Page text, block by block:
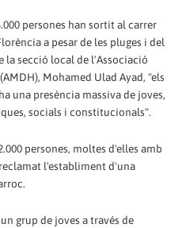
persones han sortit al carrer
a pesar de les pluges i del
la secció local de l'Associació
Mohamed Ulad Ayad, "els
una presència massiva de joves,
socials i constitucionals".
persones, moltes d'elles amb
l'establiment d'una
grup de joves a través de